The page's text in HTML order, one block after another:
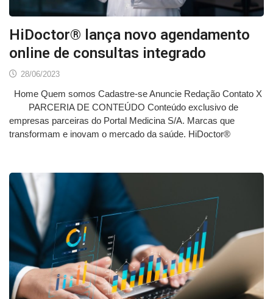
HiDoctor® lança novo agendamento
online de consultas integrado
28/06/2023
Home Quem somos Cadastre-se Anuncie Redação Contato X
PARCERIA DE CONTEÚDO Conteúdo exclusivo de
empresas parceiras do Portal Medicina S/A. Marcas que
transformam e inovam o mercado da saúde. HiDoctor®